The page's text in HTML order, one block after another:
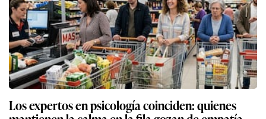
Los expertos en psicología coinciden: quienes